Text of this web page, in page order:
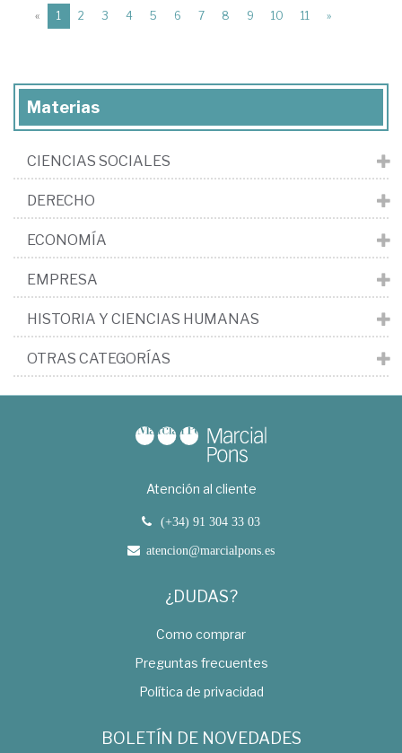
« 1 (current)
2 3 4 5 6 7 8 9 10 11 »
Materias
CIENCIAS SOCIALES
DERECHO
ECONOMÍA
EMPRESA
HISTORIA Y CIENCIAS HUMANAS
OTRAS CATEGORÍAS
Atención al cliente
(+34) 91 304 33 03
atencion@marcialpons.es
¿DUDAS?
Como comprar
Preguntas frecuentes
Política de privacidad
BOLETÍN DE NOVEDADES